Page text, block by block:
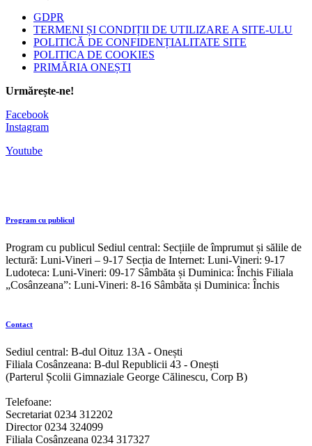
GDPR
TERMENI ȘI CONDIȚII DE UTILIZARE A SITE-ULU
POLITICĂ DE CONFIDENȚIALITATE SITE
POLITICA DE COOKIES
PRIMĂRIA ONEȘTI
Urmărește-ne!
Facebook
Instagram
Youtube
Program cu publicul
Program cu publicul Sediul central: Secțiile de împrumut și sălile de
lectură: Luni-Vineri – 9-17 Secția de Internet: Luni-Vineri: 9-17
Ludoteca: Luni-Vineri: 09-17 Sâmbăta și Duminica: Închis Filiala
„Cosânzeana”: Luni-Vineri: 8-16 Sâmbăta și Duminica: Închis
Contact
Sediul central: B-dul Oituz 13A - Onești
Filiala Cosânzeana: B-dul Republicii 43 - Onești
(Parterul Școlii Gimnaziale George Călinescu, Corp B)
Telefoane:
Secretariat 0234 312202
Director 0234 324099
Filiala Cosânzeana 0234 317327